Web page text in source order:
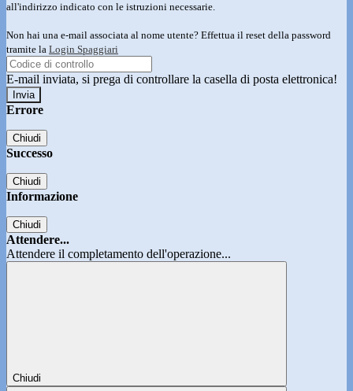
all'indirizzo indicato con le istruzioni necessarie.
Non hai una e-mail associata al nome utente? Effettua il reset della password
tramite la Login Spaggiari
E-mail inviata, si prega di controllare la casella di posta elettronica!
Errore
Chiudi
Successo
Chiudi
Informazione
Chiudi
Attendere...
Attendere il completamento dell'operazione...
Chiudi